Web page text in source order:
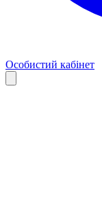
Особистий кабінет